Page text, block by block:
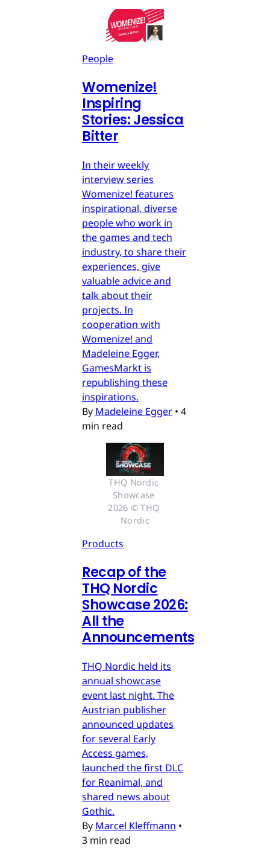
People
Womenize!
Inspiring
Stories: Jessica
Bitter
In their weekly
interview series
Womenize! features
inspirational, diverse
people who work in
the games and tech
industry, to share their
experiences, give
valuable advice and
talk about their
projects. In
cooperation with
Womenize! and
Madeleine Egger,
GamesMarkt is
republishing these
inspirations.
By Madeleine Egger • 4
min read
THQ Nordic
Showcase
2026 © THQ
Nordic
Products
Recap of the
THQ Nordic
Showcase 2026:
All the
Announcements
THQ Nordic held its
annual showcase
event last night. The
Austrian publisher
announced updates
for several Early
Access games,
launched the first DLC
for Reanimal, and
shared news about
Gothic.
By Marcel Kleffmann •
3 min read